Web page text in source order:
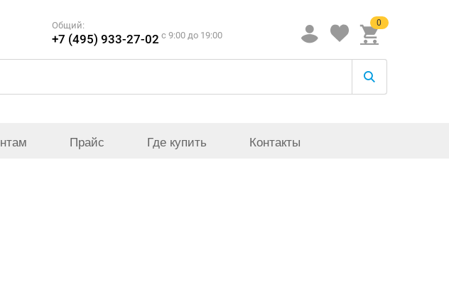
Общий:
+7 (495) 933-27-02 c 9:00 до 19:00
0
Прайс Где купить Контакты